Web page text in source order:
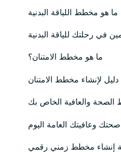
ما هو مخطط اللياقة البدنية
في رحلتك للياقة البدنية
ما هو مخطط الامتنان؟
دليل لإنشاء مخطط الامتنان
الصحة والعافية الخاص بك
وعافيتك العامة اليوم
إنشاء مخطط زمني رقمي